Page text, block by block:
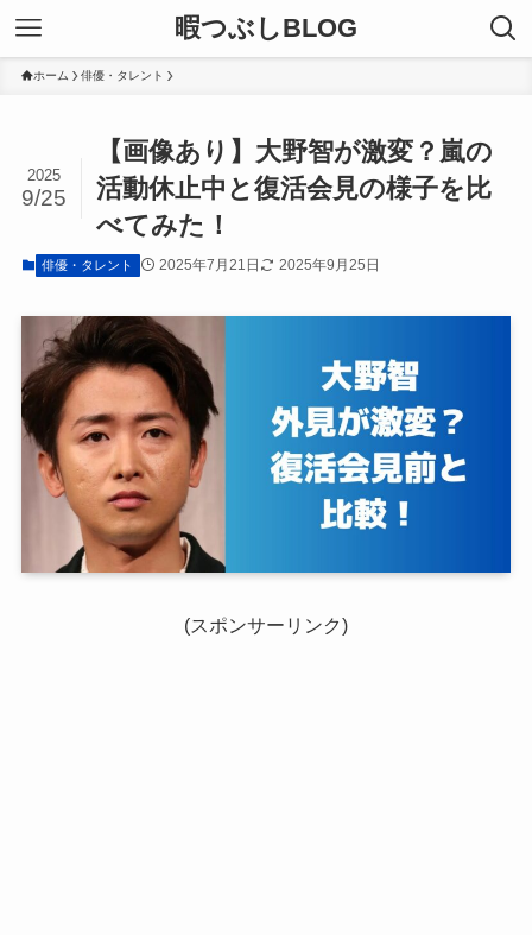
暇つぶしBLOG
ホーム 俳優・タレント
【画像あり】大野智が激変？嵐の
活動休止中と復活会見の様子を比
べてみた！
2025
9/25
俳優・タレント 2025年7月21日 2025年9月25日
(スポンサーリンク)